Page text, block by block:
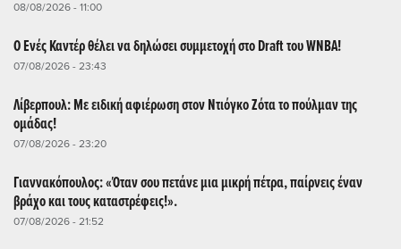
08/08/2026 - 11:00
Ο Ενές Καντέρ θέλει να δηλώσει συμμετοχή στο Draft του WNBA!
07/08/2026 - 23:43
Λίβερπουλ: Με ειδική αφιέρωση στον Ντιόγκο Ζότα το πούλμαν της
ομάδας!
07/08/2026 - 23:20
Γιαννακόπουλος: «Όταν σου πετάνε μια μικρή πέτρα, παίρνεις έναν
βράχο και τους καταστρέφεις!».
07/08/2026 - 21:52